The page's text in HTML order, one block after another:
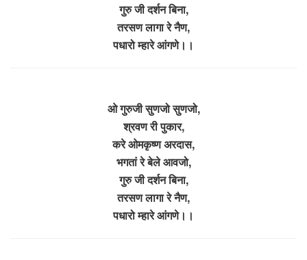
गुरु जी दर्शन बिना,
तरसण लागा रे नैण,
पधारो म्हारे आंगणे।।
ओ गुरुजी सुणजो सुणजो,
श्रवण री पुकार,
करे ओमकृष्ण अरदास,
भगतां रे बेले आवजो,
गुरु जी दर्शन बिना,
तरसण लागा रे नैण,
पधारो म्हारे आंगणे।।